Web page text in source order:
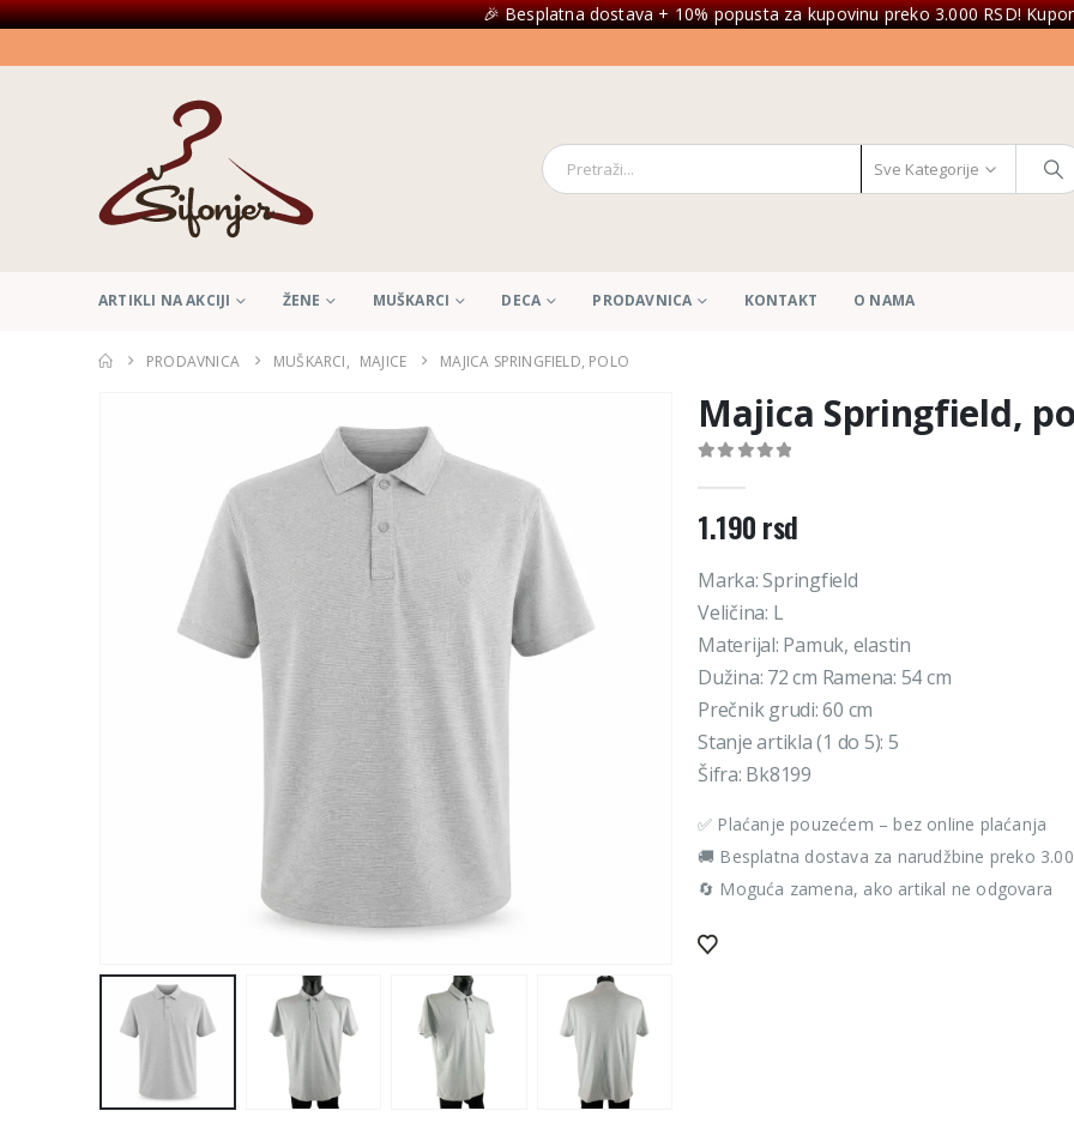
🎉 Besplatna dostava + 10% popusta za kupovinu preko 3.000 RSD!
Sve Kategorije
ARTIKLI NA AKCIJI ŽENE MUŠKARCI DECA PRODAVNICA KONTAKT O NAMA
PRODAVNICA MUŠKARCI, MAJICE MAJICA SPRINGFIELD, POLO
Majica Springfield,
1.190rsd
Marka: Springfield
Veličina: L
Materijal: Pamuk, elastin
Dužina: 72 cm Ramena: 54 cm
Prečnik grudi: 60 cm
Stanje artikla (1 do 5): 5
Šifra: Bk8199
✅ Plaćanje pouzećem – bez online plaćanja
🚚 Besplatna dostava za narudžbine preko
🔄 Moguća zamena, ako artikal ne odgovara